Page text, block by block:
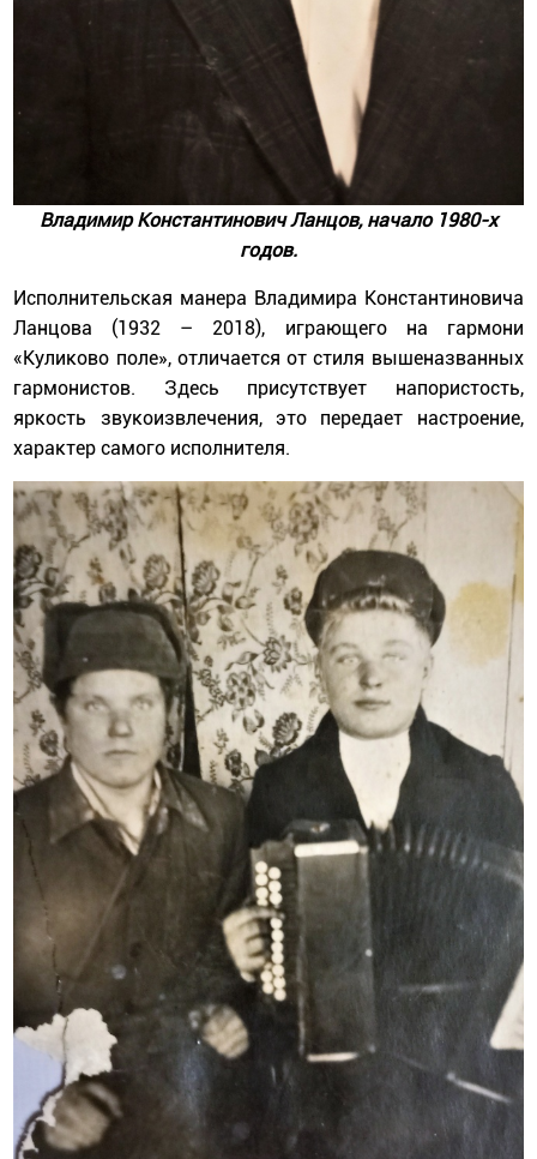
Владимир Константинович Ланцов, начало 1980-х
годов.
Исполнительская манера Владимира Константиновича
Ланцова (1932 – 2018), играющего на гармони
«Куликово поле», отличается от стиля вышеназванных
гармонистов. Здесь присутствует напористость,
яркость звукоизвлечения, это передает настроение,
характер самого исполнителя.